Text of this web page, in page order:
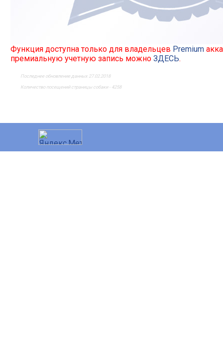
Функция доступна только для владельцев Premium
премиальную учетную запись можно ЗДЕСЬ.
Последнее обновление данных 27.02.2018
Количество посещений страницы собаки - 4258